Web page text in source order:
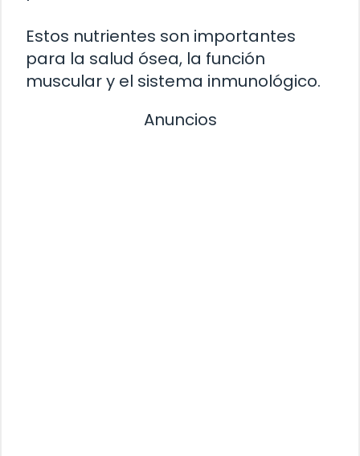
Estos nutrientes son importantes
para la salud ósea, la función
muscular y el sistema inmunológico.
Anuncios